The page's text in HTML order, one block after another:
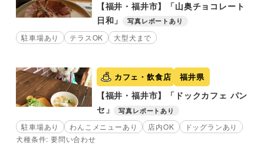
【福井・福井市】「山奥チョコレート
日和」
写真レポートあり
駐車場あり テラスOK 大型犬まで
カフェ・飲食店 福井県
【福井・福井市】「ドックカフェ パン
セ」
写真レポートあり
駐車場あり わんこメニューあり 店内OK
ドッグランあり
犬種条件: 要問い合わせ